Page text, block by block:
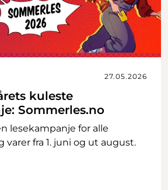
27.05.2026
kuleste
Sommerles.no
lesekampanje for alle
varer fra 1. juni og ut august.